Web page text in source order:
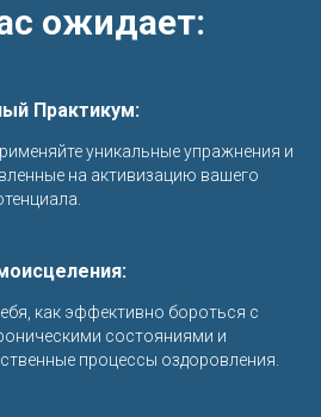
ожидает:
Практикум:
уникальные упражнения и
на активизацию вашего
:
как эффективно бороться с
состояниями и
процессы оздоровления.